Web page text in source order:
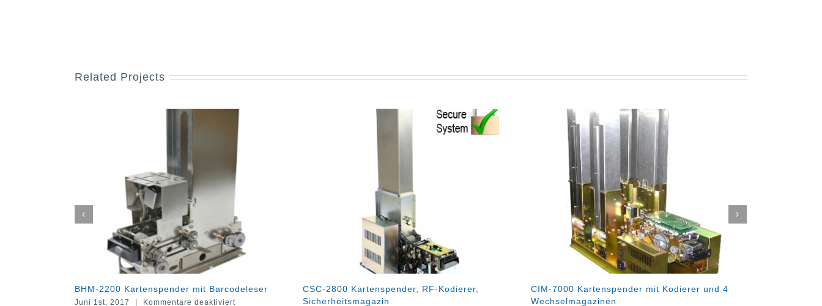
Related Projects
2200 Kartenspender mit Barcodeleser
Kommentare deaktiviert
für
CSC-2800 Kartenspender, RF-Kodierer,
Sicherheitsmagazin
CIM-7000 Kartenspender mit Kodierer und 4
CIM-5000 Kartenspender, Kodierer